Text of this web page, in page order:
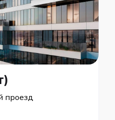
проезд